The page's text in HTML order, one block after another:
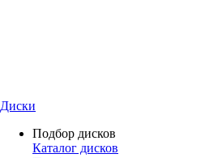
Диски
Подбор дисков
Каталог дисков